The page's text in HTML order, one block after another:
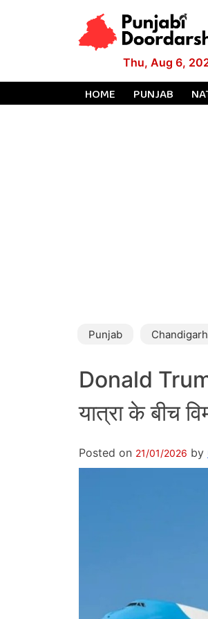
Thu, Aug 6,
HOME PUNJAB
Punjab Chandigarh
Donald
यात्रा के बीच
Posted on 21/01/2026 by